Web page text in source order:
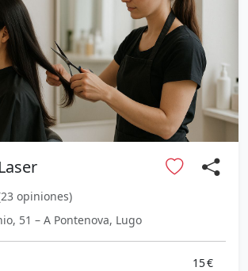
opiniones)
51 – A Pontenova, Lugo
15 €